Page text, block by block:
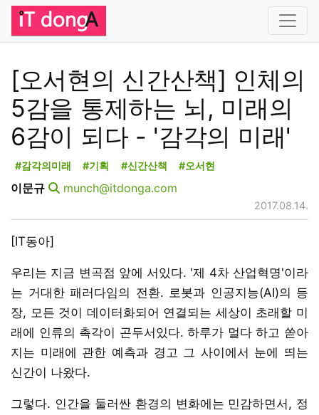
[오서현의 신간산책] 인체의
5감을 통제하는 뇌, 미래의
6감이 되다 - '감각의 미래'
#감각의미래 #기획 #신간산책 #오서현
이문규 munch@itdonga.com
2017.08.14.
[IT동아]
우리는 지금 변곡점 앞에 서있다. '제 4차 산업혁명'이라
는 거대한 패러다임의 전환. 로봇과 인공지능(AI)의 등
장, 모든 것이 데이터화되어 연결되는 세상이 초래할 미
래에 인류의 촉각이 곤두서있다. 하루가 멀다 하고 쏟아
지는 미래에 관한 예측과 경고 그 사이에서 눈에 띄는
신간이 나왔다.
그렇다. 인간을 둘러싼 환경의 변화에는 민감하면서, 정